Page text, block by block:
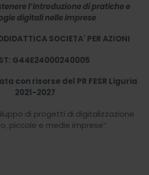
l’introduzione di pratiche e
digitali nelle imprese
SOCIETA' PER AZIONI
G44E24000240005
con risorse del PR FESR Liguria
2021-2027
di progetti di digitalizzazione
piccole e medie imprese”